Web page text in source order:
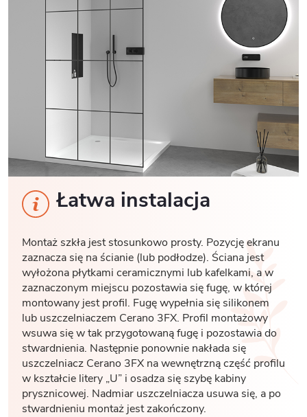
Łatwa instalacja
Montaż szkła jest stosunkowo prosty. Pozycję ekranu
zaznacza się na ścianie (lub podłodze). Ściana jest
wyłożona płytkami ceramicznymi lub kafelkami, a w
zaznaczonym miejscu pozostawia się fugę, w której
montowany jest profil. Fugę wypełnia się silikonem
lub uszczelniaczem Cerano 3FX. Profil montażowy
wsuwa się w tak przygotowaną fugę i pozostawia do
stwardnienia. Następnie ponownie nakłada się
uszczelniacz Cerano 3FX na wewnętrzną część profilu
w kształcie litery „U” i osadza się szybę kabiny
prysznicowej. Nadmiar uszczelniacza usuwa się, a po
stwardnieniu montaż jest zakończony.